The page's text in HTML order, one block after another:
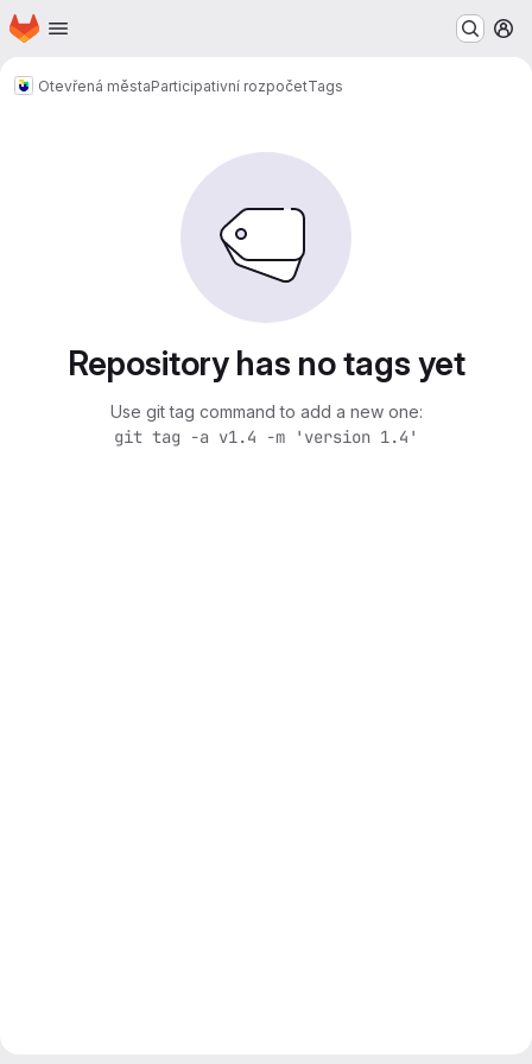
Skip to main content
Homepage
Otevřená městaParticipativní rozpočetTags
Repository has no tags yet
Use git tag command to add a new one:
git tag -a v1.4 -m 'version 1.4'